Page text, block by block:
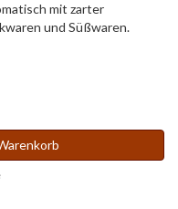
mit zarter
und Süßwaren.